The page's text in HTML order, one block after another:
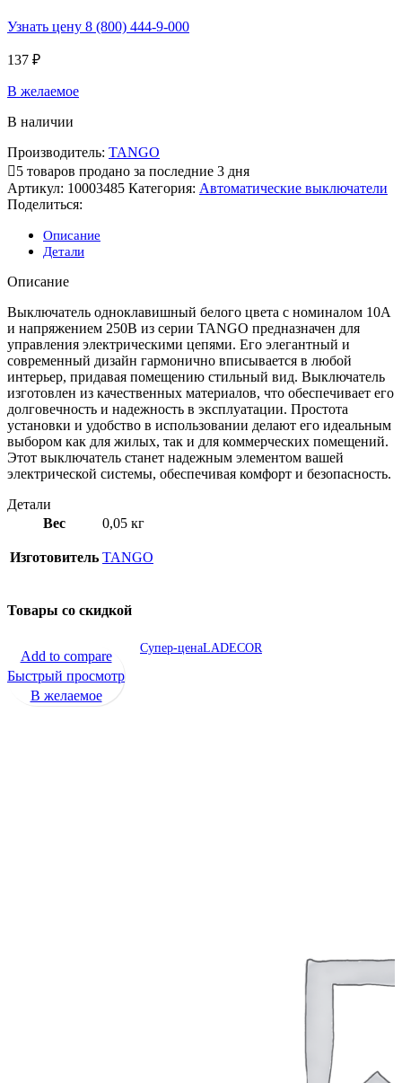
Узнать цену 8 (800) 444-9-000
137 ₽
В желаемое
В наличии
Производитель: TANGO
5 товаров продано за последние 3 дня
Артикул: 10003485 Категория: Автоматические выключатели
Поделиться:
Описание
Детали
Описание
Выключатель одноклавишный белого цвета с номиналом 10А
и напряжением 250В из серии TANGO предназначен для
управления электрическими цепями. Его элегантный и
современный дизайн гармонично вписывается в любой
интерьер, придавая помещению стильный вид. Выключатель
изготовлен из качественных материалов, что обеспечивает его
долговечность и надежность в эксплуатации. Простота
установки и удобство в использовании делают его идеальным
выбором как для жилых, так и для коммерческих помещений.
Этот выключатель станет надежным элементом вашей
электрической системы, обеспечивая комфорт и безопасность.
Детали
Вес
0,05 кг
Изготовитель TANGO
Товары со скидкой
Супер-ценаLADECOR
Add to compare
Быстрый просмотр
В желаемое